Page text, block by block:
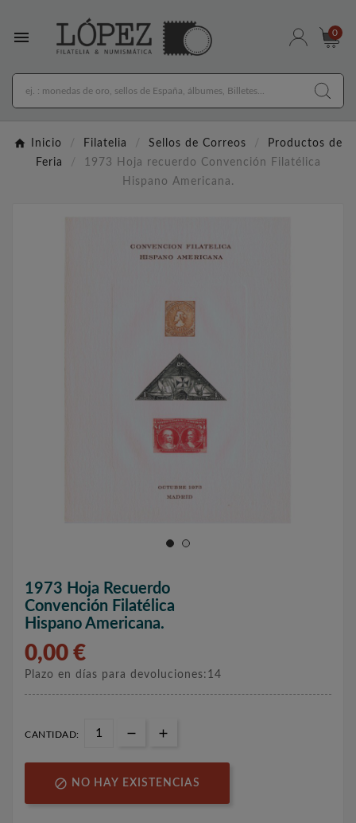
 0
Inicio Filatelia Sellos de Correos
Productos de
Feria
1973 Hoja recuerdo Convención Filatélica
Hispano Americana.
1973 Hoja Recuerdo
Convención Filatélica
Hispano Americana.
0,00 €
Plazo en días para devoluciones:14
CANTIDAD:
 NO HAY EXISTENCIAS